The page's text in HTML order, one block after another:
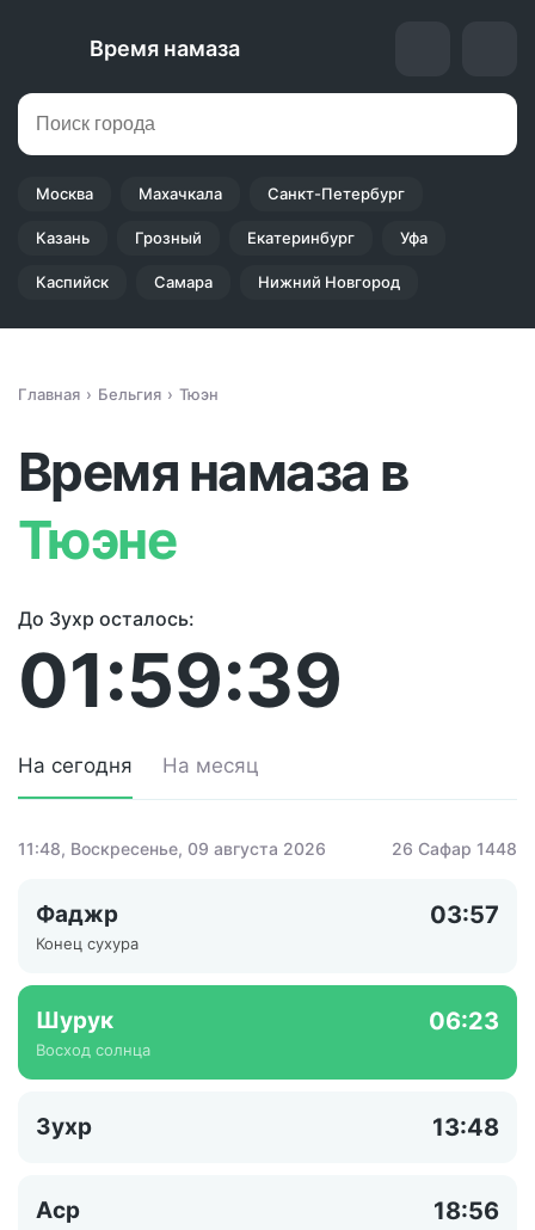
Время намаза
Москва Махачкала Санкт-Петербург
Казань Грозный Екатеринбург Уфа
Каспийск Самара Нижний Новгород
Главная Бельгия Тюэн
Время намаза в
Тюэне
До Зухр осталось:
01:59:39
На сегодня На месяц
11:48, Воскресенье, 09 августа 2026 26 Сафар 1448
Фаджр 03:57
Конец сухура
Шурук 06:23
Восход солнца
Зухр 13:48
Аср 18:56